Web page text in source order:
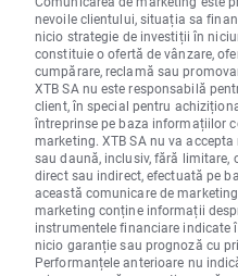
nevoile clientului, situația sa
nicio strategie de investiții în
constituie o ofertă de vânzare,
cumpărare, reclamă sau
XTB SA nu este responsabilă
client, în special pentru
întreprinse pe baza informațiilor
marketing. XTB SA nu va
sau daună, inclusiv, fără limitare,
direct sau indirect, efectuată pe
această comunicare de
marketing conține informații
instrumentele financiare indicate
nicio garanție sau prognoză cu
Performanțele anterioare nu